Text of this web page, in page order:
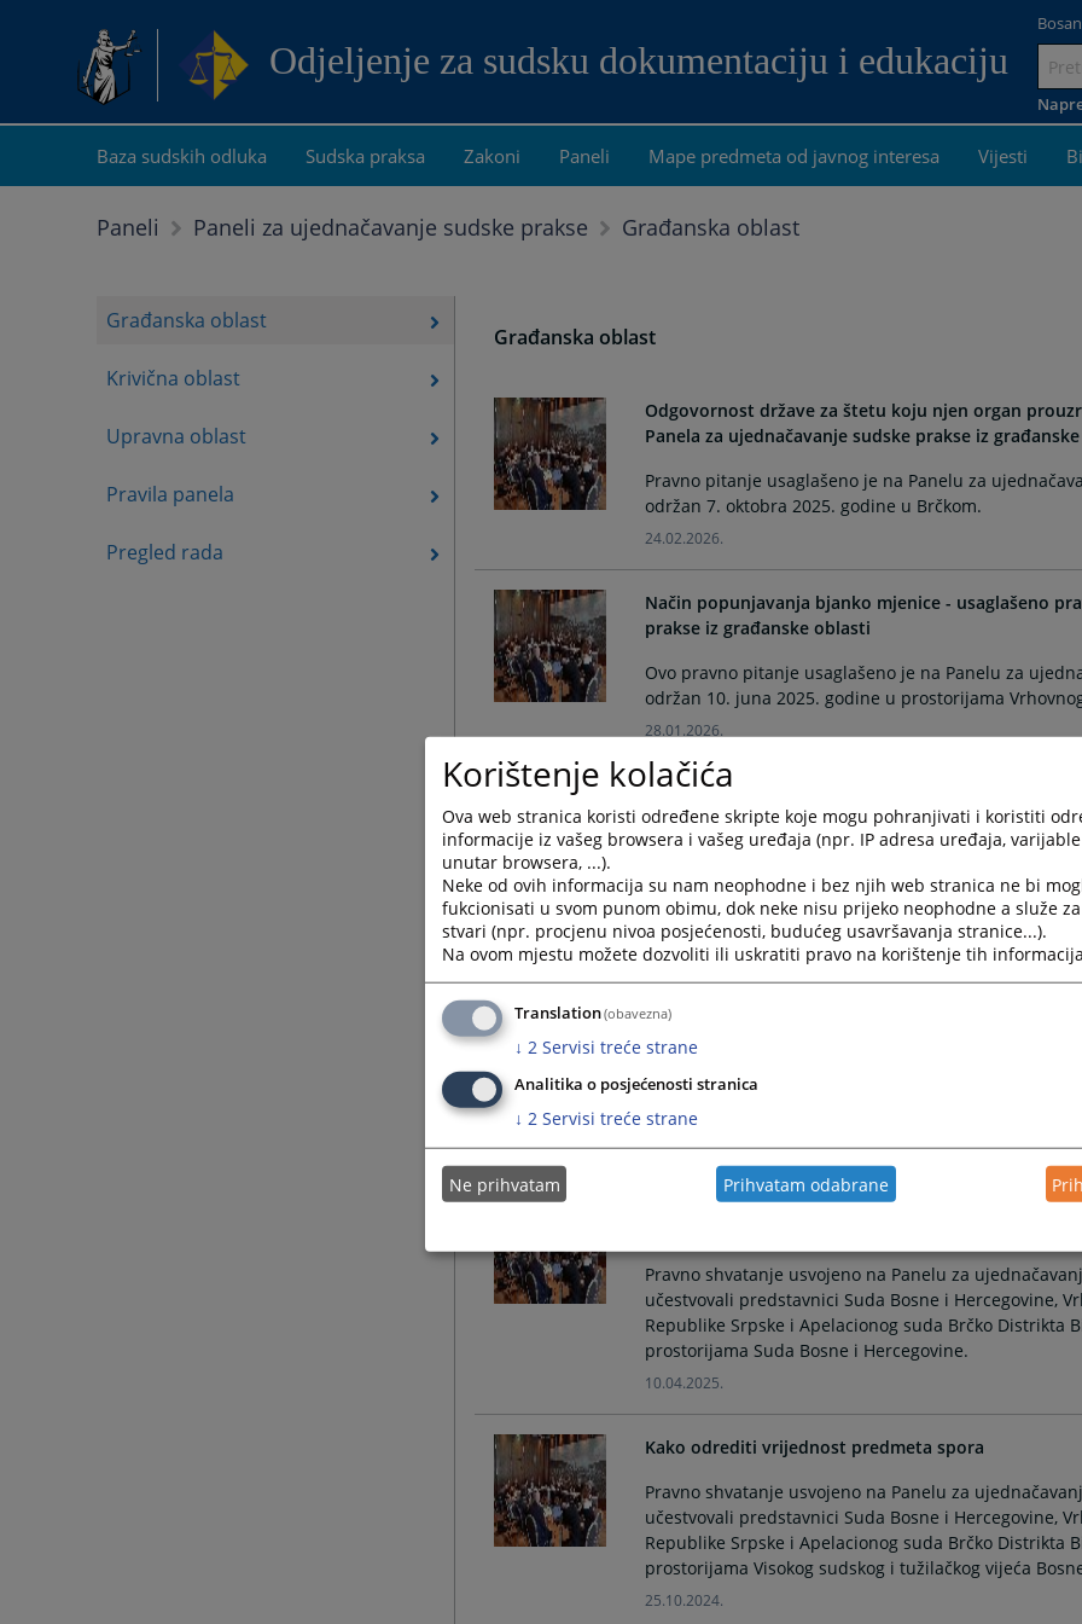
Odjeljenje za sudsku dokumentaciju i edukaciju
na
Baza sudskih odluka Sudska praksa Zakoni Paneli Mape predmeta od javnog interesa Vijesti
Paneli Paneli za ujednačavanje sudske prakse Građanska oblast
Građanska oblast
Krivična oblast
Upravna oblast
Pravila panela
Pregled rada
Građanska oblast
Odgovornost države za štetu koju njen organ
Panela za ujednačavanje sudske prakse iz
Pravno pitanje usaglašeno je na Panelu za
održan 7. oktobra 2025. godine u Brčkom.
24.02.2026.
Način popunjavanja bjanko mjenice - usaglašeno
prakse iz građanske oblasti
Ovo pravno pitanje usaglašeno je na Panelu za
održan 10. juna 2025. godine u prostorijama
28.01.2026.
Smrt tuženog prije podnošenja tužbe - usaglašeno
prakse iz građanske oblasti
Pravno pitanje "Da Ii se radi o otklonjivom iii
umro prije podnošenja tužbe" je usaglašeno na
oblasti, koji je održan 10. juna 2025. godine u
28.01.2026.
Trasirana i vlastita mjenica
U skladu sa Pravilima panela za ujednačavanje
za ujednačavanje sudske prakse iz građanskog
prostorijama Pravosudnog povjerenstva Brčko
Pitanje sudske nadležnosti u sporovima o
Pravno shvatanje usvojeno na Panelu za
učestvovali predstavnici Suda Bosne i Hercegovine,
Republike Srpske i Apelacionog suda Brčko Distrikta
prostorijama Suda Bosne i Hercegovine.
10.04.2025.
Kako odrediti vrijednost predmeta spora
Pravno shvatanje usvojeno na Panelu za
učestvovali predstavnici Suda Bosne i Hercegovine,
Republike Srpske i Apelacionog suda Brčko Distrikta
prostorijama Visokog sudskog i tužilačkog vijeća
25.10.2024.
Korištenje kolačića
Ova web stranica koristi određene skripte koje mogu pohranjivati i koristiti
informacije iz vašeg browsera i vašeg uređaja (npr. IP adresa uređaja,
unutar browsera, ...).
Neke od ovih informacija su nam neophodne i bez njih web stranica ne bi
fukcionisati u svom punom obimu, dok neke nisu prijeko neophodne a služe
stvari (npr. procjenu nivoa posjećenosti, budućeg usavršavanja stranice...).
Na ovom mjestu možete dozvoliti ili uskratiti pravo na korištenje tih
Translation(obavezna)
↓ 2 Servisi treće strane
Analitika o posjećenosti stranica
↓ 2 Servisi treće strane
Ne prihvatam Prihvatam odabrane